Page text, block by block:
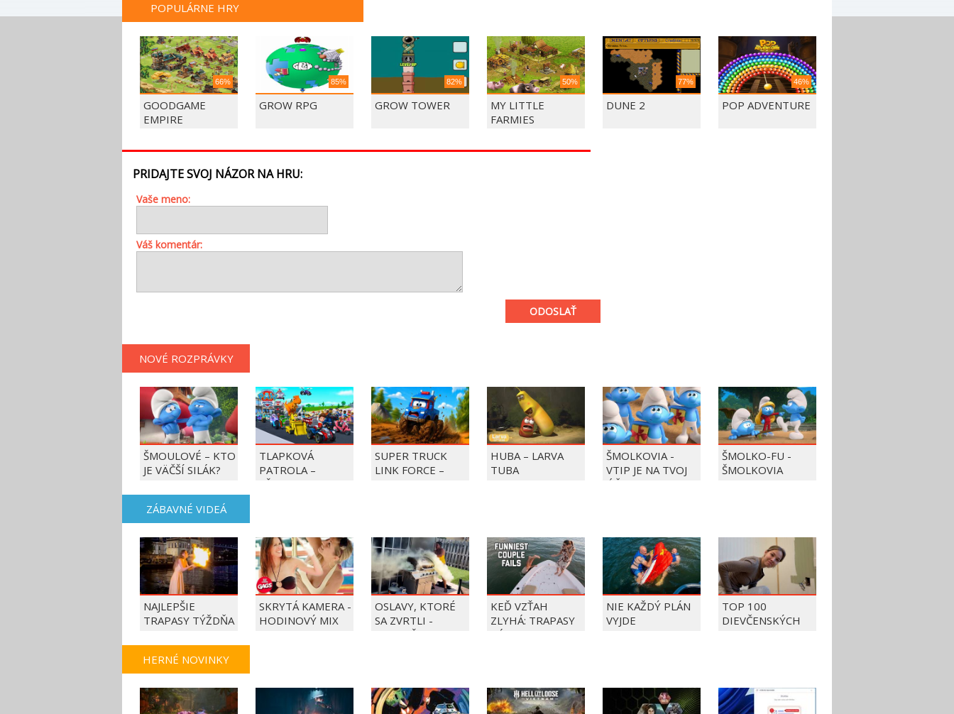
POPULÁRNE HRY
66%
GOODGAME
EMPIRE
85%
GROW RPG
82%
GROW TOWER
50%
MY LITTLE
FARMIES
77%
DUNE 2
46%
POP ADVENTURE
PRIDAJTE SVOJ NÁZOR NA HRU:
Vaše meno:
Váš komentár:
ODOSLAŤ
NOVÉ ROZPRÁVKY
ŠMOULOVÉ – KTO
JE VÄČŠÍ SILÁK?
TLAPKOVÁ
PATROLA –
VŠETKY LABKY DO
SUPER TRUCK
LINK FORCE –
HUBA – LARVA
TUBA
ŠMOLKOVIA -
VTIP JE NA TVOJ
ÚČET
ŠMOLKO-FU -
ŠMOLKOVIA
ZÁBAVNÉ VIDEÁ
NAJLEPŠIE
TRAPASY TÝŽDŇA
SKRYTÁ KAMERA -
HODINOVÝ MIX
OSLAVY, KTORÉ
SA ZVRTLI -
NAJLEPŠIE
KEĎ VZŤAH
ZLYHÁ: TRAPASY
PÁROV
NIE KAŽDÝ PLÁN
VYJDE
TOP 100
DIEVČENSKÝCH
HERNÉ NOVINKY